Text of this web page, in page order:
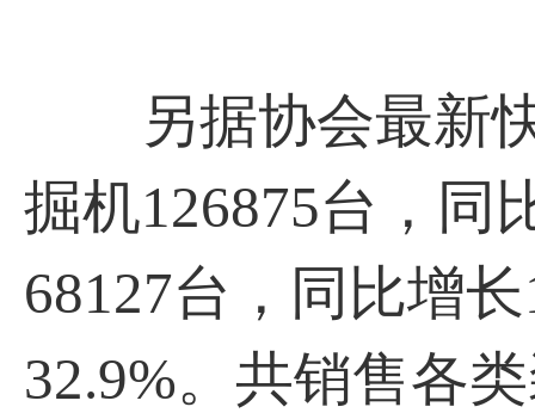
另据协会最新快
掘机126875台，同
68127台，同比增
32.9%。共销售各